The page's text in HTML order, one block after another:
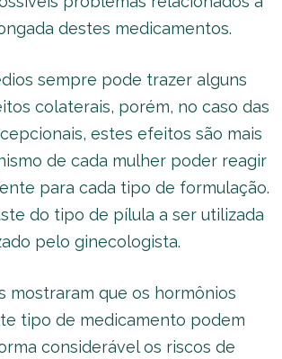
destes medicamentos.
sempre pode trazer alguns
colaterais, porém, no caso das
estes efeitos são mais
de cada mulher poder reagir
para cada tipo de formulação.
do tipo de pílula a ser utilizada
pelo ginecologista.
mostraram que os hormônios
tipo de medicamento podem
considerável os riscos de